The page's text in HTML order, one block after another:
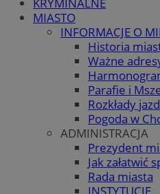
MIASTO
INFORMACJE O
Historia
Ważne
Parafie i
Rozkłady
Pogoda w
ADMINISTRACJA
Prezydent
Jak załatwić
Rada miasta